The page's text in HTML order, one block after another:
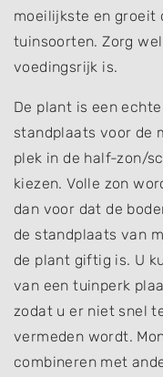
moeilijkste en groeit
tuinsoorten. Zorg
voedingsrijk is.
De plant is een
standplaats voor de
plek in de half-zon/
kiezen. Volle zon
dan voor dat de
de standplaats van
de plant giftig is. U
van een tuinperk
zodat u er niet snel
vermeden wordt.
combineren met